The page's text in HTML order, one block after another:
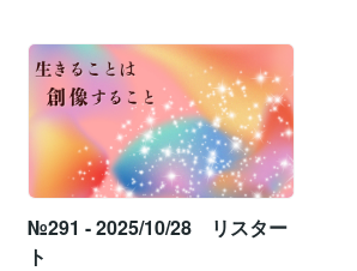
バランスが良く、何かを“やろう”と思っ
たときに、周囲を巻き込んで進めるタイ
プ。◯ 手相鑑定では… → 細やかな感受
性と直感力が強く、相談を受けることで
運が動く相。◯ 人相鑑定では… → 優し
さと責任感のある目元。話を聞いてもら
える安心感があるタイプだそうです（※写
真は省略します）。◯ 姓名判断では…
→ 『羅
もどっちが、被害者か加害者か分からな
くなる時があります。犯罪を起こす背景
によって、リスタートのチャンスがあり
楽しい・暇だから・快楽等を制御できな
い人は、リスタートの権利さえ奪ってし
まう。線引きの基準がとても難しく、ま
た誰がジャッジするのか？考えるときり
がないですね。リスタートのチャンスは
必要です！でも、必要でないと思ってし
まう人もいるのが現状です。
№291 - 2025/10/28 リスター
ト